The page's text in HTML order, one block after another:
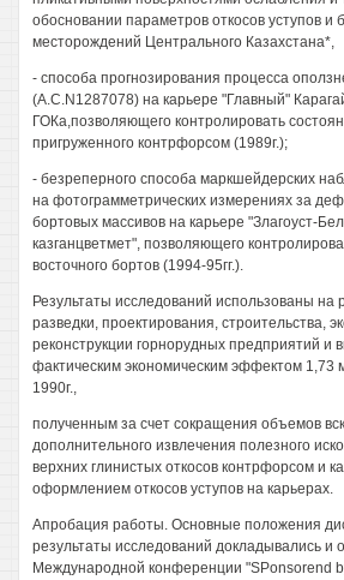
обосновании параметров откосов уступов и
месторождений Центрального Казахстана*,
- способа прогнозирования процесса
(А.С.N1287078) на карьере "Главный"
ГОКа,позволяющего контролировать
пригруженного контрфорсом (1989г.);
- безреперного способа маркшейдерских
на фотограмметрических измерениях за
бортовых массивов на карьере "Злагоуст-
казганцветмет", позволяющего
восточного бортов (1994-95гг.).
Результаты исследований использованы на
разведки, проектирования, строительства,
реконструкции горнорудных предприятий и
фактическим экономическим эффектом 1,73
1990г.,
полученным за счет сокращения объемов
дополнительного извлечения полезного
верхних глинистых откосов контрфорсом и
оформлением откосов уступов на карьерах.
Апробация работы. Основные положения
результаты исследований докладывались и
Международной конференции "SPonsorend